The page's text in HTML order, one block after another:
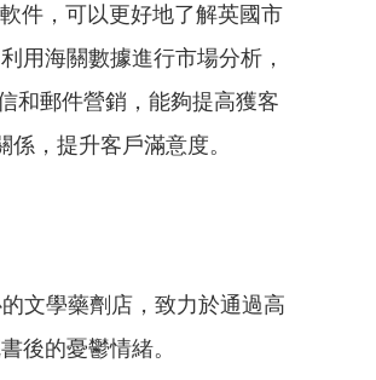
件，可以更好地了解英國市
用海關數據進行市場分析，
和郵件營銷，能夠提高獲客
，提升客戶滿意度。
文學藥劑店，致力於通過高
後的憂鬱情緒。